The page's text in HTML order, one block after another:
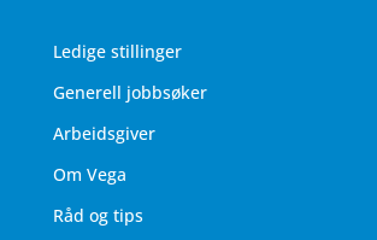
Ledige stillinger
Generell jobbsøker
Arbeidsgiver
Om Vega
Råd og tips